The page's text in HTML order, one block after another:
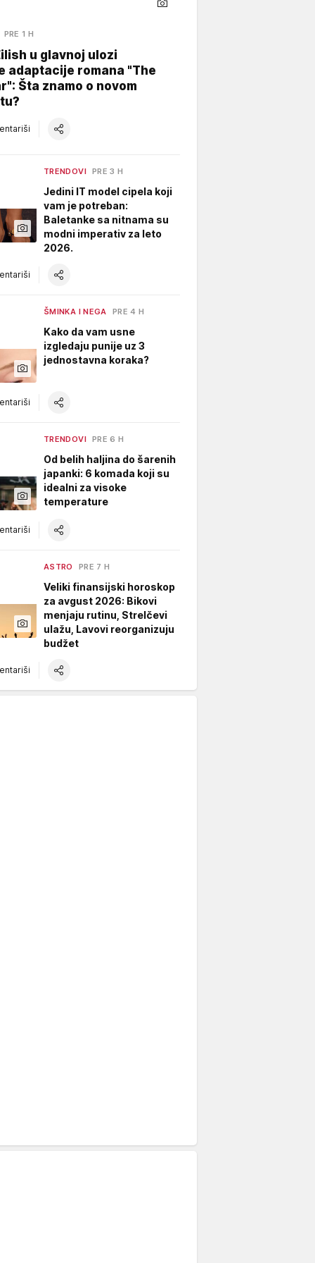
PRE 1 H
u glavnoj ulozi
adaptacije romana "The
Šta znamo o novom
TRENDOVI PRE 3 H
Jedini IT model cipela koji
vam je potreban:
Baletanke sa nitnama su
modni imperativ za leto
2026.
ŠMINKA I NEGA PRE 4 H
Kako da vam usne
izgledaju punije uz 3
jednostavna koraka?
TRENDOVI PRE 6 H
Od belih haljina do šarenih
japanki: 6 komada koji su
idealni za visoke
temperature
ASTRO PRE 7 H
Veliki finansijski horoskop
za avgust 2026: Bikovi
menjaju rutinu, Strelčevi
ulažu, Lavovi reorganizuju
budžet